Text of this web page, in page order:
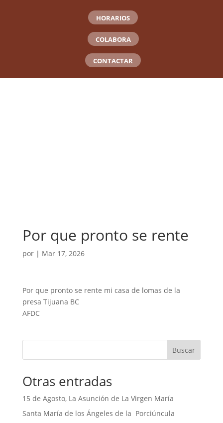
HORARIOS
COLABORA
CONTACTAR
Por que pronto se rente
por | Mar 17, 2026
Por que pronto se rente mi casa de lomas de la
presa Tijuana BC
AFDC
Buscar
Otras entradas
15 de Agosto, La Asunción de La Virgen María
Santa María de los Ángeles de la Porciúncula